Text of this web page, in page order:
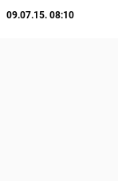
09.07.15. 08:10